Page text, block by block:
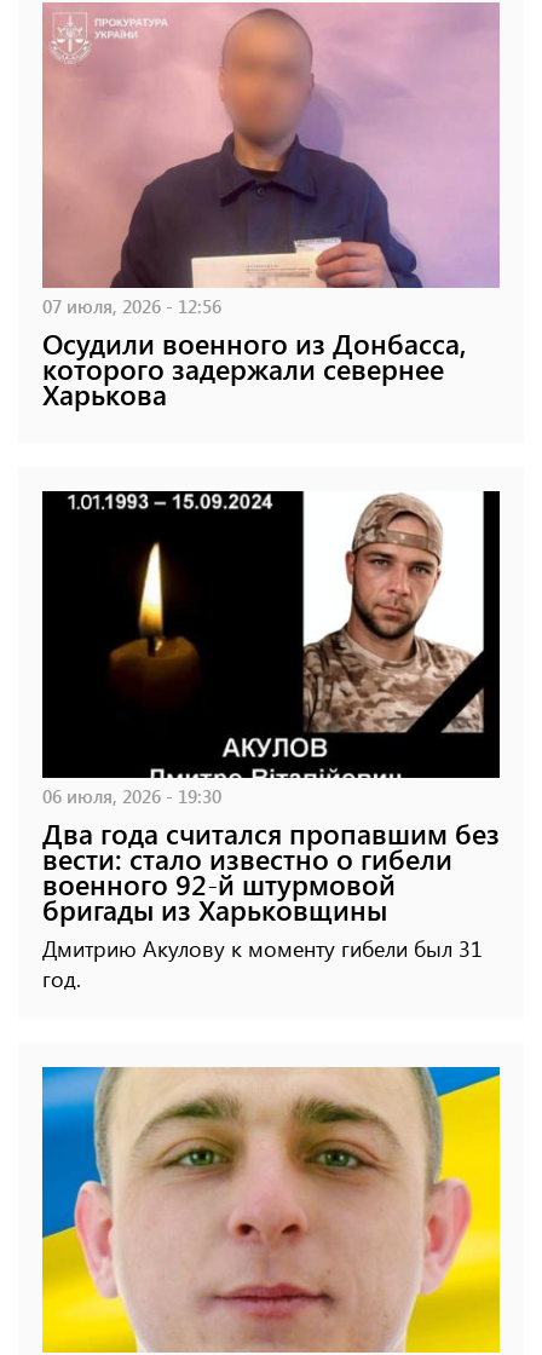
07 июля, 2026 - 12:56
Осудили военного из Донбасса,
которого задержали севернее
Харькова
06 июля, 2026 - 19:30
Два года считался пропавшим без
вести: стало известно о гибели
военного 92-й штурмовой
бригады из Харьковщины
Дмитрию Акулову к моменту гибели был 31
год.